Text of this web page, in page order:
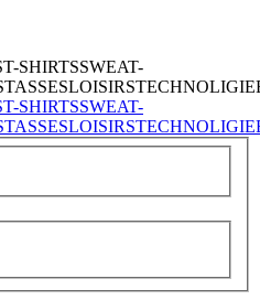
T-SHIRTSSWEAT-
TASSESLOISIRSTECHNOLIGIE
T-SHIRTSSWEAT-
TASSESLOISIRSTECHNOLIGIE